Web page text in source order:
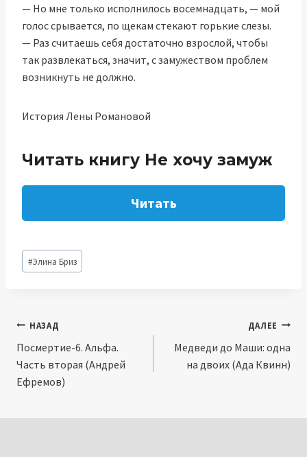
— Но мне только исполнилось восемнадцать, — мой
голос срывается, по щекам стекают горькие слезы.
— Раз считаешь себя достаточно взрослой, чтобы
так развлекаться, значит, с замужеством проблем
возникнуть не должно.
История Лены Романовой
Читать книгу Не хочу замуж
Читать
Метки
записи:
#Элина Бриз
Навигация
по
записям
НАЗАД
Посмертие-6. Альфа.
Часть вторая (Андрей
Ефремов)
ДАЛЕЕ
Медведи до Маши: одна
на двоих (Ада Квинн)